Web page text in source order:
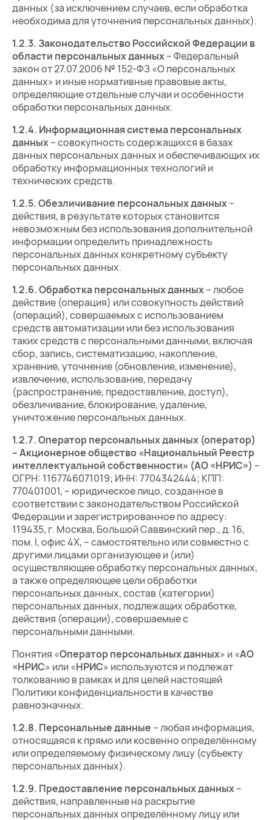
данных (за исключением случаев, если обработка
необходима для уточнения персональных данных).
1.2.3.Законодательство Российской Федерации в
области персональных данных– Федеральный
закон от 27.07.2006 № 152-ФЗ «О персональных
данных» и иные нормативные правовые акты,
определяющие отдельные случаи и особенности
обработки персональных данных.
1.2.4. Информационная система персональных
данных– совокупность содержащихся в базах
данных персональных данных и обеспечивающих их
обработку информационных технологий и
технических средств.
1.2.5.Обезличивание персональных данных–
действия, в результате которых становится
невозможным без использования дополнительной
информации определить принадлежность
персональных данных конкретному субъекту
персональных данных.
1.2.6.Обработка персональных данных– любое
действие (операция) или совокупность действий
(операций), совершаемых с использованием
средств автоматизации или без использования
таких средств с персональными данными, включая
сбор, запись, систематизацию, накопление,
хранение, уточнение (обновление, изменение),
извлечение, использование, передачу
(распространение, предоставление, доступ),
обезличивание, блокирование, удаление,
уничтожение персональных данных.
1.2.7.Оператор персональных данных (оператор)
– Акционерное общество «Национальный Реестр
интеллектуальной собственности» (АО «НРИС») –
ОГРН: 1167746071019; ИНН: 7704342444; КПП:
770401001, – юридическое лицо, созданное в
соответствии с законодательством Российской
Федерации и зарегистрированное по адресу:
119435, г. Москва, Большой Саввинский пер., д. 16,
пом. I, офис 4Х, – самостоятельно или совместно с
другими лицами организующее и (или)
осуществляющее обработку персональных данных,
а также определяющее цели обработки
персональных данных, состав (категории)
персональных данных, подлежащих обработке,
действия (операции), совершаемые с
персональными данными.
Понятия «Оператор персональных данных» и «АО
«НРИС» или «НРИС» используются и подлежат
толкованию в рамках и для целей настоящей
Политики конфиденциальности в качестве
равнозначных.
1.2.8. Персональные данные – любая информация,
относящаяся к прямо или косвенно определённому
или определяемому физическому лицу (субъекту
персональных данных).
1.2.9. Предоставление персональных данных–
действия, направленные на раскрытие
персональных данных определённому лицу или